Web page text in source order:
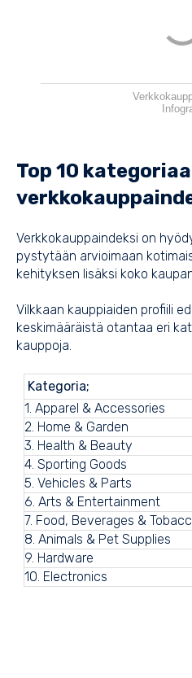
Top 10 kategoriaa
Verkkokauppaindeksi on
pystytään arvioimaan
kehityksen lisäksi koko
Vilkkaan kauppiaiden profiili
keskimääräistä otantaa eri
kauppoja.
Kategoria;
1. Apparel & Accessories
2. Home & Garden
3. Health & Beauty
4. Sporting Goods
5. Vehicles & Parts
6. Arts & Entertainment
7. Food, Beverages &
8. Animals & Pet Supplies
9. Hardware
10. Electronics